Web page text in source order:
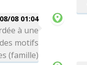
08/08 01:04
à une
motifs
(famille)